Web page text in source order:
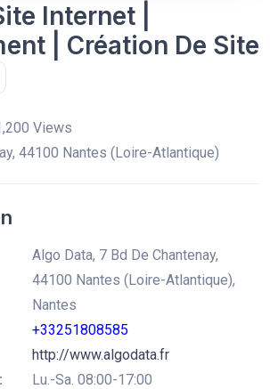
Internet |
| Création De Site
Views
44100 Nantes (Loire-Atlantique)
Algo Data, 7 Bd De Chantenay,
44100 Nantes (Loire-Atlantique),
Nantes
+33251808585
http://www.algodata.fr
Lu.-Sa. 08:00-17:00